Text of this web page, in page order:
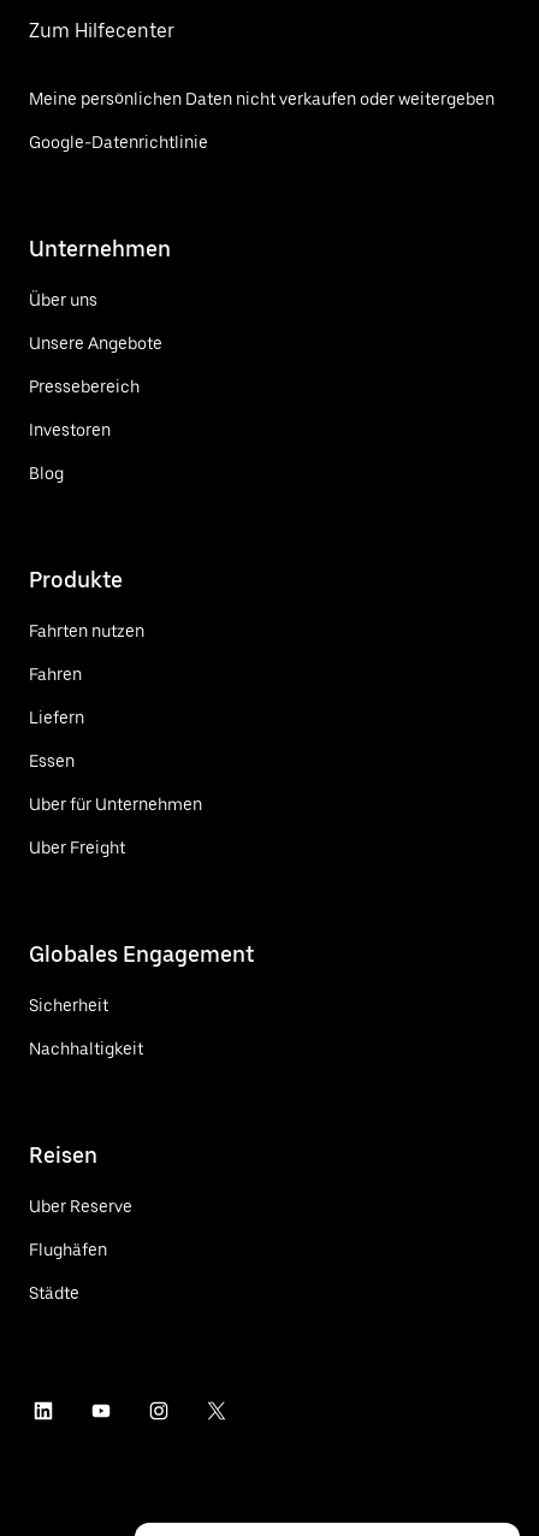
Zum Hilfecenter
Meine persönlichen Daten nicht verkaufen oder weitergeben
Google-Datenrichtlinie
Unternehmen
Über uns
Unsere Angebote
Pressebereich
Investoren
Blog
Produkte
Fahrten nutzen
Fahren
Liefern
Essen
Uber für Unternehmen
Uber Freight
Globales Engagement
Sicherheit
Nachhaltigkeit
Reisen
Uber Reserve
Flughäfen
Städte